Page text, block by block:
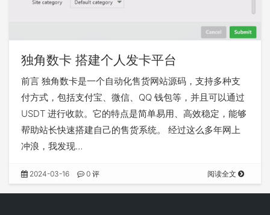
独角数卡 搭建个人发卡平台
前言 独角数卡是一个自动化售货网站源码，支持多种支
付方式，包括支付宝、微信、QQ 钱包等，并且可以通过
USDT 进行收款。它的特点是简单易用、高效稳定，能够
帮助站长快速搭建自己的售货系统。 经过这么多年网上
冲浪，我发现…
2024-03-16 0 评 阅读全文